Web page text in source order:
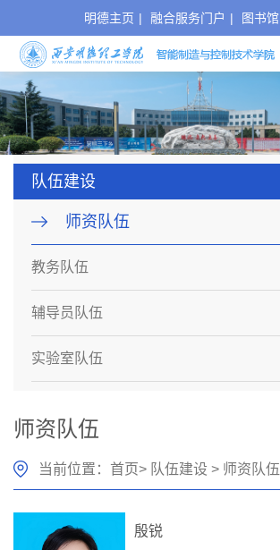
明德主页 | 融合服务门户 | 图书馆
队伍建设
师资队伍
教务队伍
辅导员队伍
实验室队伍
师资队伍
当前位置： 首页> 队伍建设 > 师资队伍
殷锐